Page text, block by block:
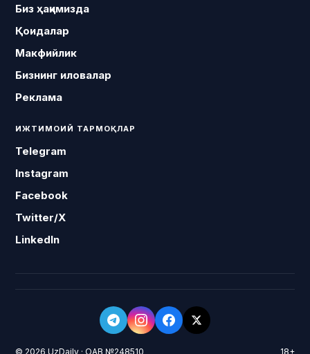
Биз ҳақимизда
Қоидалар
Макфийлик
Бизнинг иловалар
Реклама
ИЖТИМОИЙ ТАРМОҚЛАР
Telegram
Instagram
Facebook
Twitter/X
LinkedIn
© 2026 UzDaily · ОАВ №248510 18+